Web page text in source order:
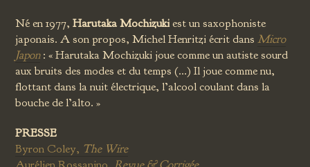
Né en 1977,Harutaka Mochizukiest un saxophoniste
japonais. A son propos, Michel Henritzi écrit dansMicro
Japon: « Harutaka Mochizuki joue comme un autiste sourd
aux bruits des modes et du temps (...) Il joue comme nu,
flottant dans la nuit électrique, l’alcool coulant dans la
bouche de l’alto. »
PRESSE
Byron Coley, The Wire